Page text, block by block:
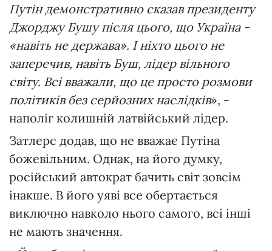
Путін демонстративно сказав президенту
Джорджу Бушу після цього, що Україна -
«навіть не держава». І ніхто цього не
заперечив, навіть Буш, лідер вільного
світу. Всі вважали, що це просто розмови
політиків без серйозних наслідків», -
наполіг колишній латвійський лідер.
Затлерс додав, що не вважає Путіна
божевільним. Однак, на його думку,
російський автократ бачить світ зовсім
інакше. В його уяві все обертається
виключно навколо нього самого, всі інші
не мають значення.